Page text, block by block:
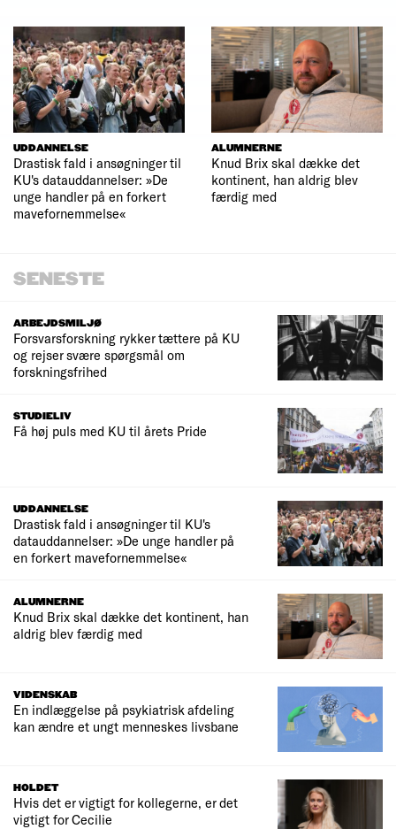
UDDANNELSE
Drastisk fald i ansøgninger til
KU's datauddannelser: »De
unge handler på en forkert
mavefornemmelse«
ALUMNERNE
Knud Brix skal dække det
kontinent, han aldrig blev
færdig med
SENESTE
ARBEJDSMILJØ
Forsvarsforskning rykker tættere på KU
og rejser svære spørgsmål om
forskningsfrihed
STUDIELIV
Få høj puls med KU til årets Pride
UDDANNELSE
Drastisk fald i ansøgninger til KU's
datauddannelser: »De unge handler på
en forkert mavefornemmelse«
ALUMNERNE
Knud Brix skal dække det kontinent, han
aldrig blev færdig med
VIDENSKAB
En indlæggelse på psykiatrisk afdeling
kan ændre et ungt menneskes livsbane
HOLDET
Hvis det er vigtigt for kollegerne, er det
vigtigt for Cecilie